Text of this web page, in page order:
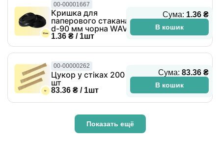
00-00001667
Кришка для
паперового стакана
d-90 мм чорна WAVE
1.36 ₴ / 1шт
Сума: 1.36 ₴
В кошик
00-00000262
Цукор у стіках 200
шт
83.36 ₴ / 1шт
Сума: 83.36 ₴
В кошик
Показать ещё